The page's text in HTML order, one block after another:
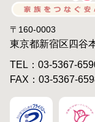
〒160-0003
東京都新宿区四谷
TEL：03-5367-
FAX：03-5367-